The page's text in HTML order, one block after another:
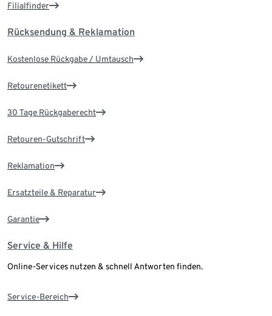
Filialfinder
Rücksendung & Reklamation
Kostenlose Rückgabe / Umtausch
Retourenetikett
30 Tage Rückgaberecht
Retouren-Gutschrift
Reklamation
Ersatzteile & Reparatur
Garantie
Service & Hilfe
Online-Services nutzen & schnell Antworten finden.
Service-Bereich